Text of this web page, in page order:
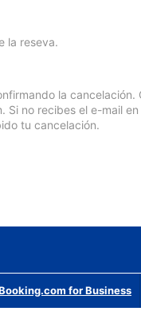
la reseva.
la cancelación.
no recibes el e-mail
tu cancelación.
for Business